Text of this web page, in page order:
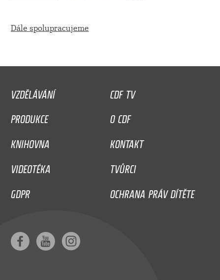
Dále spolupracujeme
VZDĚLÁVÁNÍ
CDF TV
PRODUKCE
O CDF
KNIHOVNA
KONTAKT
VIDEOTÉKA
TVŮRCI
GDPR
OCHRANA PRÁV DÍTĚTE